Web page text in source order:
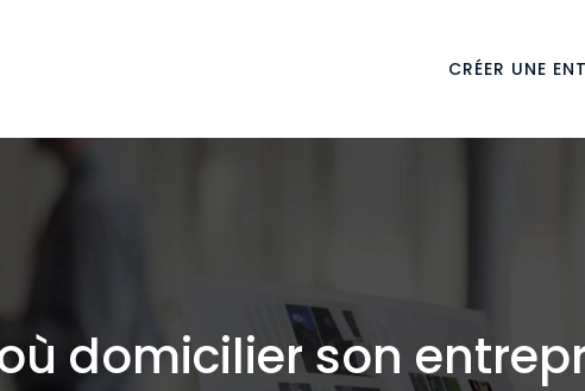
CRÉER UNE
domicilier son